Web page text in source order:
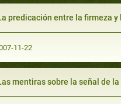
predicación entre la firmeza
11-22
mentiras sobre la señal de la profecía (que tienen todos los profetas en